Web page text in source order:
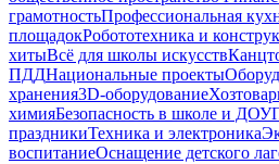
грамотностьПрофессиональная
площадокРобототехника и
хитыВсё для школы искусств
ПДДНациональные проекты
хранения3D-оборудование
химияБезопасность в школе и ДОУ
праздникиТехника и электроника
воспитаниеОснащение детского